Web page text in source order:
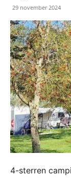
29 november 2024
4-sterren